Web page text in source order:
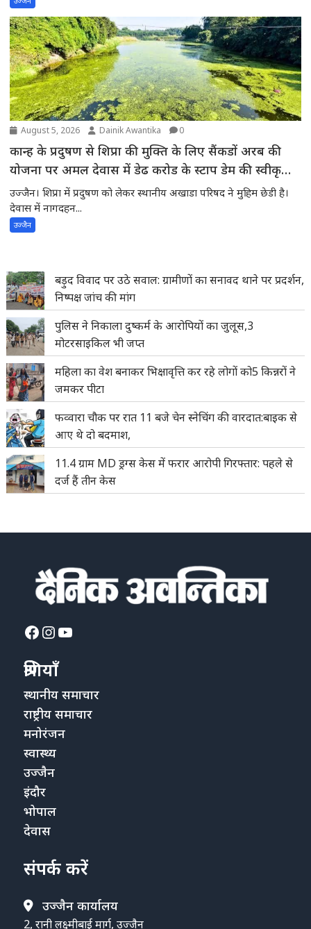
August 5, 2026 Dainik Awantika 0
कान्ह के प्रदुषण से शिप्रा की मुक्ति के लिए सैंकडों अरब की
योजना पर अमल देवास में डेढ करोड के स्टाप डेम की स्वीकृति
की अपेक्षा में शिप्रा में प्रदुषण -स्थानीय अखाडा परिषद के
अध्यक्ष ने मुख्यमंत्री से चर्चाकर पूरे मामले से अवगत करवाया
उज्जैन। शिप्रा में प्रदुषण को लेकर स्थानीय अखाडा परिषद ने मुहिम छेडी है।
देवास में नागदहन...
उज्जैन
बड़ुद विवाद पर उठे सवाल: ग्रामीणों का सनावद थाने पर प्रदर्शन,
निष्पक्ष जांच की मांग
पुलिस ने निकाला दुष्कर्म के आरोपियों का जुलूस,3
मोटरसाइकिल भी जप्त
महिला का वेश बनाकर भिक्षावृत्ति कर रहे लोगों को5 किन्नरों ने
जमकर पीटा
फव्वारा चौक पर रात 11 बजे चेन स्नेचिंग की वारदात:बाइक से
आए थे दो बदमाश,
11.4 ग्राम MD ड्रग्स केस में फरार आरोपी गिरफ्तार: पहले से
दर्ज हैं तीन केस
Facebook
Instagram
YouTube
श्रेणियाँ
स्थानीय समाचार
राष्ट्रीय समाचार
मनोरंजन
स्वास्थ्य
उज्जैन
इंदौर
भोपाल
देवास
संपर्क करें
उज्जैन कार्यालय
2, रानी लक्ष्मीबाई मार्ग, उज्जैन